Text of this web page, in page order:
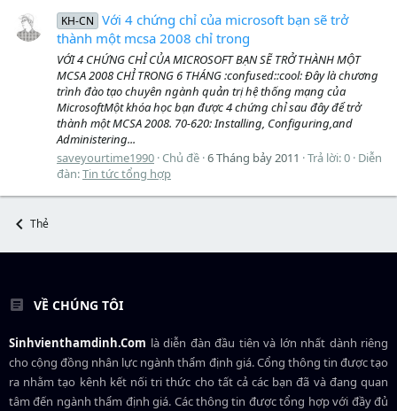
KH-CN
Với 4 chứng chỉ của microsoft bạn sẽ trở
thành một mcsa 2008 chỉ trong
VỚI 4 CHỨNG CHỈ CỦA MICROSOFT BẠN SẼ TRỞ THÀNH MỘT
MCSA 2008 CHỈ TRONG 6 THÁNG :confused::cool: Đây là chương
trình đào tạo chuyên ngành quản trị hệ thống mạng của
MicrosoftMột khóa học bạn được 4 chứng chỉ sau đây để trở
thành một MCSA 2008. 70-620: Installing, Configuring,and
Administering...
saveyourtime1990 Chủ đề 6 Tháng bảy 2011 Trả lời: 0 Diễn
đàn:Tin tức tổng hợp
Thẻ
VỀ CHÚNG TÔI
Sinhvienthamdinh.Com là diễn đàn đầu tiên và lớn nhất dành riêng
cho cộng đồng nhân lực ngànhthẩm định giá. Cổng thông tin được tạo
ra nhằm tạo kênh kết nối tri thức cho tất cả các bạn đã và đang quan
tâm đến ngành thẩm định giá. Các thông tin được tổng hợp với đầy đủ